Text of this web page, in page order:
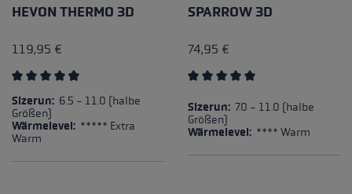
HEVON THERMO 3D
119,95 €
Durchschnittliche Bewertung von 4.82 von 5 Sternen
Sizerun: 6.5 - 11.0 (halbe
Größen)
Wärmelevel: ***** Extra
Warm
SPARROW 3D
74,95 €
Sizerun: 7.0 - 11.0 (halbe
Größen)
Wärmelevel: **** Warm